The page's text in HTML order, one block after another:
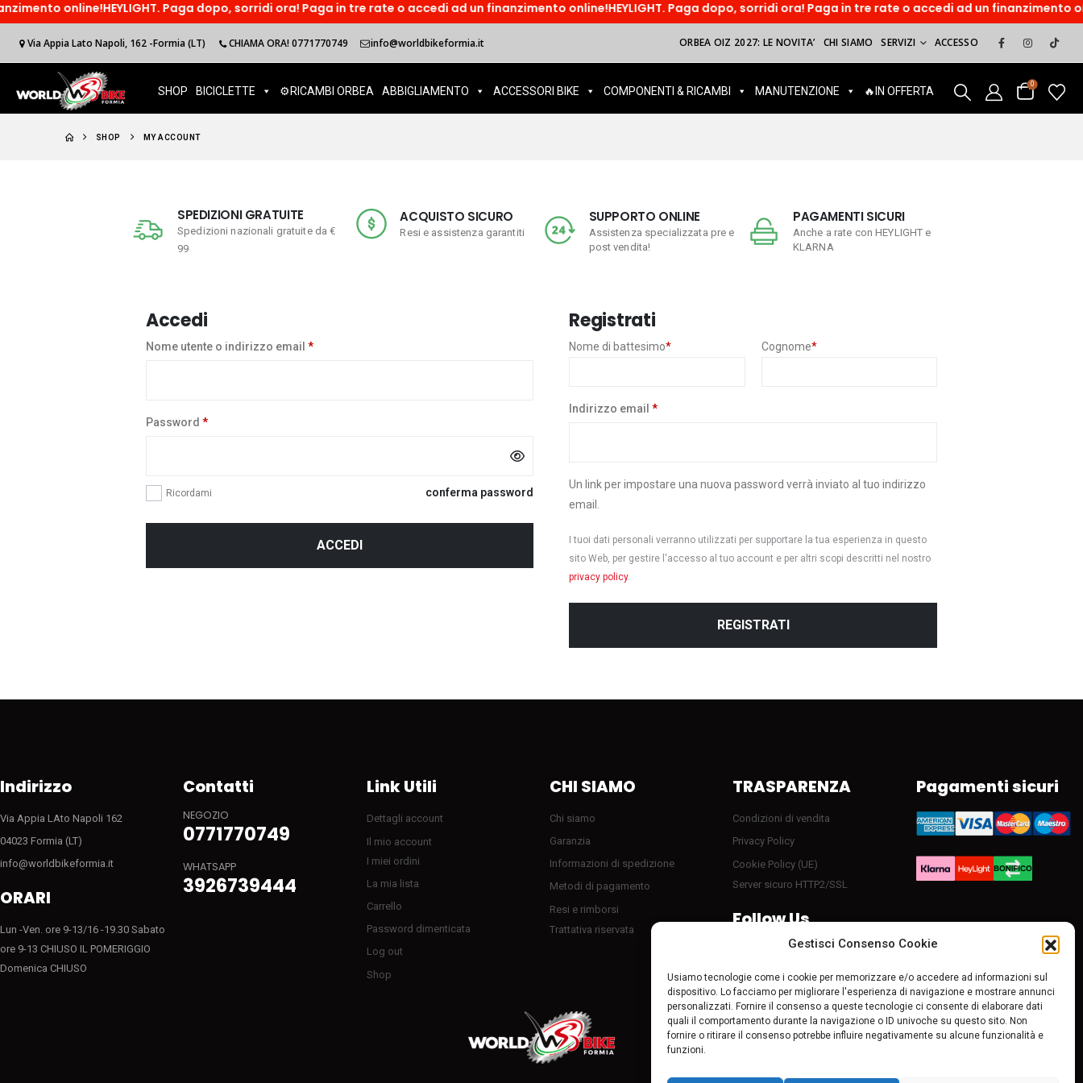
Gestisci Consenso Cookie
Usiamo tecnologie come i cookie per memorizzare e/o accedere ad informazioni sul
dispositivo. Lo facciamo per migliorare l'esperienza di navigazione e mostrare annunci
personalizzati. Fornire il consenso a queste tecnologie ci consente di elaborare dati
quali il comportamento durante la navigazione o ID univoche su questo sito. Non
fornire o ritirare il consenso potrebbe influire negativamente su alcune funzionalità e
funzioni.
online!HEYLIGHT. Paga dopo, sorridi ora! Paga in tre rate o accedi ad un finanzimento online!HEYLIGHT. Paga dopo, sorridi ora! Paga in tre rate o accedi ad un
Via Appia Lato Napoli, 162 -Formia (LT) CHIAMA ORA! 0771770749 info@worldbikeformia.it ORBEA OIZ 2027: LE NOVITA’ CHI SIAMO SERVIZI ACCESSO
SHOP BICICLETTE ⚙️RICAMBI ORBEA ABBIGLIAMENTO ACCESSORI BIKE COMPONENTI & RICAMBI MANUTENZIONE 🔥IN OFFERTA
0
SHOP MY ACCOUNT
SPEDIZIONI GRATUITE
Spedizioni nazionali gratuite da €
99
ACQUISTO SICURO
Resi e assistenza garantiti
SUPPORTO ONLINE
Assistenza specializzata pre e
post vendita!
PAGAMENTI SICURI
Anche a rate con HEYLIGHT e
KLARNA
Accedi
Nome utente o indirizzo email *Richiesto
Password *Richiesto
Ricordami conferma password
ACCEDI
Registrati
Nome di battesimo* Cognome*
Indirizzo email *Richiesto
Un link per impostare una nuova password verrà inviato al tuo indirizzo
email.
I tuoi dati personali verranno utilizzati per supportare la tua esperienza in questo
sito Web, per gestire l'accesso al tuo account e per altri scopi descritti nel nostro
privacy policy.
REGISTRATI
Indirizzo
Via Appia LAto Napoli 162
04023 Formia (LT)
info@worldbikeformia.it
ORARI
Lun -Ven. ore 9-13/16 -19.30 Sabato
ore 9-13 CHIUSO IL POMERIGGIO
Domenica CHIUSO
Contatti
NEGOZIO
0771770749
WHATSAPP
3926739444
Link Utili
Dettagli account
Il mio account
I miei ordini
La mia lista
Carrello
Password dimenticata
Log out
Shop
CHI SIAMO
Chi siamo
Garanzia
Informazioni di spedizione
Metodi di pagamento
Resi e rimborsi
Trattativa riservata
TRASPARENZA
Condizioni di vendita
Privacy Policy
Cookie Policy (UE)
Server sicuro HTTP2/SSL
Follow Us
Pagamenti sicuri